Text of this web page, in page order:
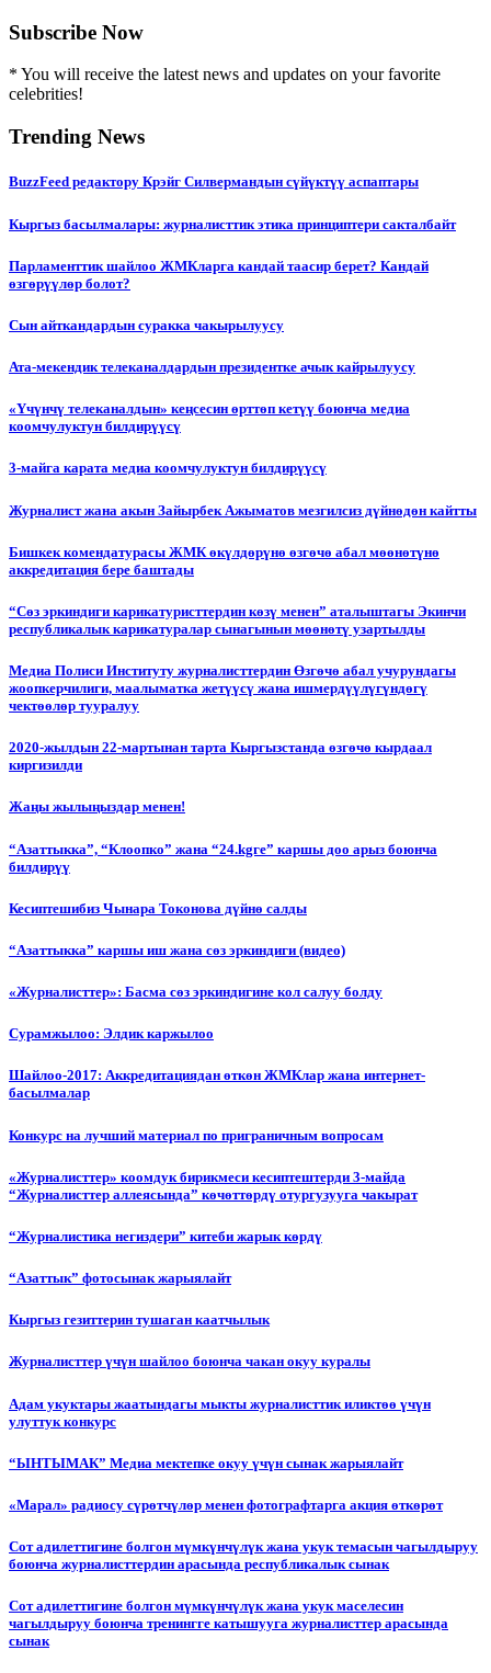
Subscribe Now
* You will receive the latest news and updates on your favorite
celebrities!
Trending News
BuzzFeed редактору Крэйг Силвермандын сүйүктүү аспаптары
Кыргыз басылмалары: журналисттик этика принциптери сакталбайт
Парламенттик шайлоо ЖМКларга кандай таасир берет? Кандай
өзгөрүүлөр болот?
Сын айткандардын суракка чакырылуусу
Ата-мекендик телеканалдардын президентке ачык кайрылуусу
«Үчүнчү телеканалдын» кеңсесин өрттөп кетүү боюнча медиа
коомчулуктун билдирүүсү
3-майга карата медиа коомчулуктун билдирүүсү
Журналист жана акын Зайырбек Ажыматов мезгилсиз дүйнөдөн кайтты
Бишкек комендатурасы ЖМК өкүлдөрүнө өзгөчө абал мөөнөтүнө
аккредитация бере баштады
“Сөз эркиндиги карикатуристтердин көзү менен” аталыштагы Экинчи
республикалык карикатуралар сынагынын мөөнөтү узартылды
Медиа Полиси Институту журналисттердин Өзгөчө абал учурундагы
жоопкерчилиги, маалыматка жетүүсү жана ишмердүүлүгүндөгү
чектөөлөр тууралуу
2020-жылдын 22-мартынан тарта Кыргызстанда өзгөчө кырдаал
киргизилди
Жаңы жылыңыздар менен!
“Азаттыкка”, “Клоопко” жана “24.kgге” каршы доо арыз боюнча
билдирүү
Кесиптешибиз Чынара Токонова дүйнө салды
“Азаттыкка” каршы иш жана сөз эркиндиги (видео)
«Журналисттер»: Басма сөз эркиндигине кол салуу болду
Сурамжылоо: Элдик каржылоо
Шайлоо-2017: Аккредитациядан өткөн ЖМКлар жана интернет-
басылмалар
Конкурс на лучший материал по приграничным вопросам
«Журналисттер» коомдук бирикмеси кесиптештерди 3-майда
“Журналисттер аллеясында” көчөттөрдү отургузууга чакырат
“Журналистика негиздери” китеби жарык көрдү
“Азаттык” фотосынак жарыялайт
Кыргыз гезиттерин тушаган каатчылык
Журналисттер үчүн шайлоо боюнча чакан окуу куралы
Адам укуктары жаатындагы мыкты журналисттик иликтөө үчүн
улуттук конкурс
“ЫНТЫМАК” Медиа мектепке окуу үчүн сынак жарыялайт
«Марал» радиосу сүрөтчүлөр менен фотографтарга акция өткөрөт
Сот адилеттигине болгон мүмкүнчүлүк жана укук темасын чагылдыруу
боюнча журналисттердин арасында республикалык сынак
Сот адилеттигине болгон мүмкүнчүлүк жана укук маселесин
чагылдыруу боюнча тренингге катышууга журналисттер арасында
сынак